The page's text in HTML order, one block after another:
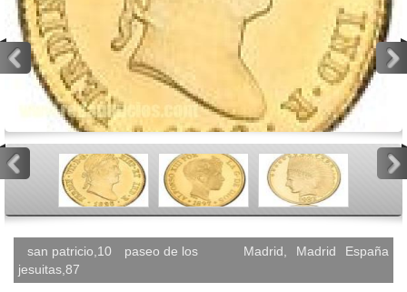
san patricio,10
paseo de los
jesuitas,87
Madrid Madrid España